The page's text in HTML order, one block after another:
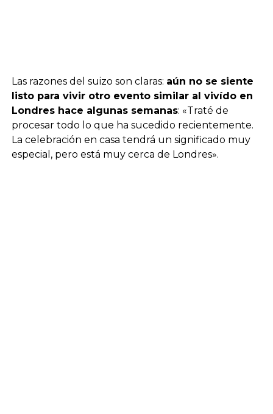
Las razones del suizo son claras: aún no se siente
listo para vivir otro evento similar al vivído en
Londres hace algunas semanas: «Traté de
procesar todo lo que ha sucedido recientemente.
La celebración en casa tendrá un significado muy
especial, pero está muy cerca de Londres».